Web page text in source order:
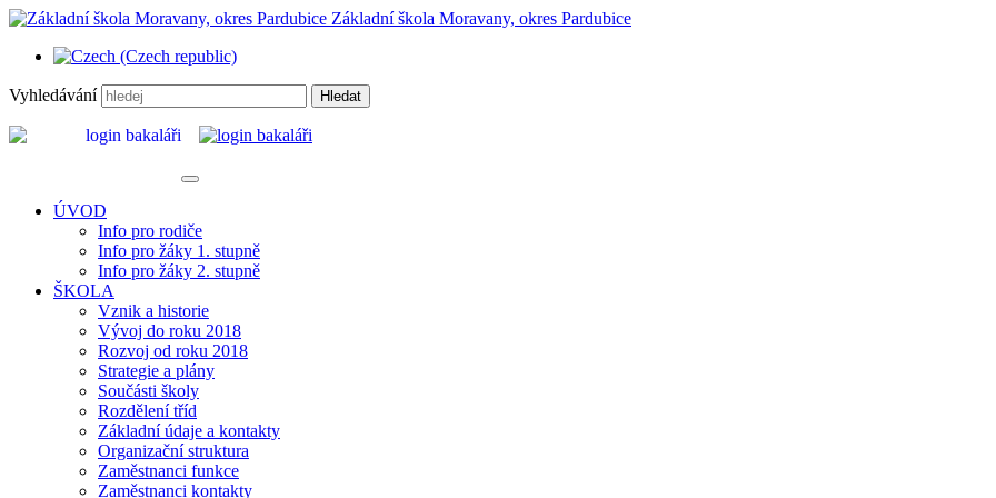
Základní škola Moravany, okres Pardubice
Vyhledávání Hledat
ÚVOD
Info pro rodiče
Info pro žáky 1. stupně
Info pro žáky 2. stupně
ŠKOLA
Vznik a historie
Vývoj do roku 2018
Rozvoj od roku 2018
Strategie a plány
Součásti školy
Rozdělení tříd
Základní údaje a kontakty
Organizační struktura
Zaměstnanci funkce
Zaměstnanci kontakty